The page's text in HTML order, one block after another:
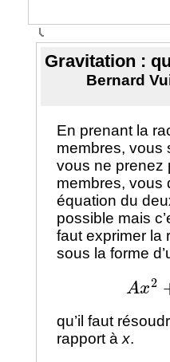
Gravitation :
Bernard
En prenant la
membres, vous
vous ne prenez
membres, vous
équation du
possible mais
faut exprimer la
sous la forme
A 2
qu’il faut
rapport à x.